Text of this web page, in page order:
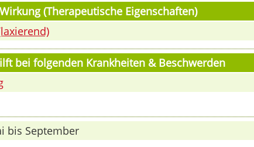
(Therapeutische Eigenschaften)
bei folgenden Krankheiten & Beschwerden
bis September